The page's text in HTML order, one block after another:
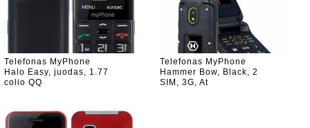
Telefonas MyPhone
Halo Easy, juodas, 1.77
colio QQ
Telefonas MyPhone
Hammer Bow, Black, 2
SIM, 3G, At